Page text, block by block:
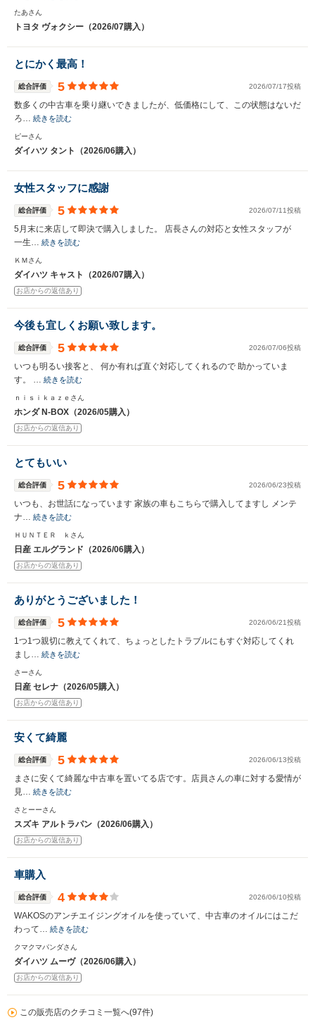
たあさん
トヨタ ヴォクシー（2026/07購入）
とにかく最高！
総合評価 5 2026/07/17投稿
数多くの中古車を乗り継いできましたが、低価格にして、この状態はないだ
ろ… 続きを読む
ピーさん
ダイハツ タント（2026/06購入）
女性スタッフに感謝
総合評価 5 2026/07/11投稿
5月末に来店して即決で購入しました。 店長さんの対応と女性スタッフが
一生… 続きを読む
ＫＭさん
ダイハツ キャスト（2026/07購入）
お店からの返信あり
今後も宜しくお願い致します。
総合評価 5 2026/07/06投稿
いつも明るい接客と、 何か有れば直ぐ対応してくれるので 助かっていま
す。 … 続きを読む
ｎｉｓｉｋａｚｅさん
ホンダ N-BOX（2026/05購入）
お店からの返信あり
とてもいい
総合評価 5 2026/06/23投稿
いつも、お世話になっています 家族の車もこちらで購入してますし メンテ
ナ… 続きを読む
ＨＵＮＴＥＲ ｋさん
日産 エルグランド（2026/06購入）
お店からの返信あり
ありがとうございました！
総合評価 5 2026/06/21投稿
1つ1つ親切に教えてくれて、ちょっとしたトラブルにもすぐ対応してくれ
まし… 続きを読む
さーさん
日産 セレナ（2026/05購入）
お店からの返信あり
安くて綺麗
総合評価 5 2026/06/13投稿
まさに安くて綺麗な中古車を置いてる店です。店員さんの車に対する愛情が
見… 続きを読む
さとーーさん
スズキ アルトラパン（2026/06購入）
お店からの返信あり
車購入
総合評価 4 2026/06/10投稿
WAKOSのアンチエイジングオイルを使っていて、中古車のオイルにはこだ
わって… 続きを読む
クマクマパンダさん
ダイハツ ムーヴ（2026/06購入）
お店からの返信あり
この販売店のクチコミ一覧へ(97件)
いいえ はい